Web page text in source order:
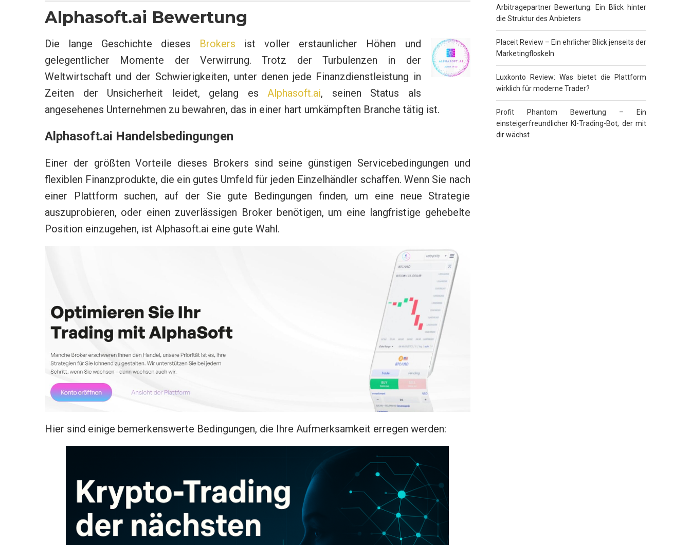
Alphasoft.ai Bewertung
Die lange Geschichte dieses Brokers ist voller erstaunlicher Höhen und
gelegentlicher Momente der Verwirrung. Trotz der Turbulenzen in der
Weltwirtschaft und der Schwierigkeiten, unter denen jede Finanzdienstleistung in
Zeiten der Unsicherheit leidet, gelang es Alphasoft.ai, seinen Status als
angesehenes Unternehmen zu bewahren, das in einer hart umkämpften Branche tätig ist.
Alphasoft.ai Handelsbedingungen
Einer der größten Vorteile dieses Brokers sind seine günstigen Servicebedingungen und
flexiblen Finanzprodukte, die ein gutes Umfeld für jeden Einzelhändler schaffen. Wenn Sie nach
einer Plattform suchen, auf der Sie gute Bedingungen finden, um eine neue Strategie
auszuprobieren, oder einen zuverlässigen Broker benötigen, um eine langfristige gehebelte
Position einzugehen, ist Alphasoft.ai eine gute Wahl.
Hier sind einige bemerkenswerte Bedingungen, die Ihre Aufmerksamkeit erregen werden:
Arbitragepartner Bewertung: Ein Blick hinter
die Struktur des Anbieters
Placeit Review – Ein ehrlicher Blick jenseits der
Marketingfloskeln
Luxkonto Review: Was bietet die Plattform
wirklich für moderne Trader?
Profit Phantom Bewertung – Ein
einsteigerfreundlicher KI-Trading-Bot, der mit
dir wächst